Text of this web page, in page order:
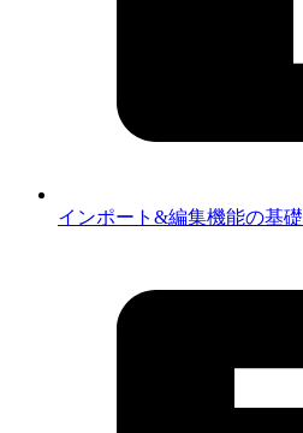
インポート&編集機能の基礎